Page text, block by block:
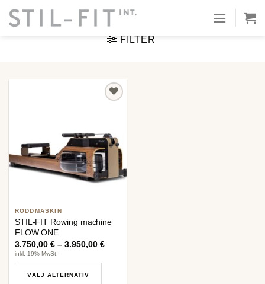
PRODUCT MATERIAL / COLOR MATT SVART
FILTER
RODDMASKIN
STIL-FIT Rowing machine
FLOW ONE
3.750,00 €– 3.950,00 €
inkl. 19% MwSt.
VÄLJ ALTERNATIV